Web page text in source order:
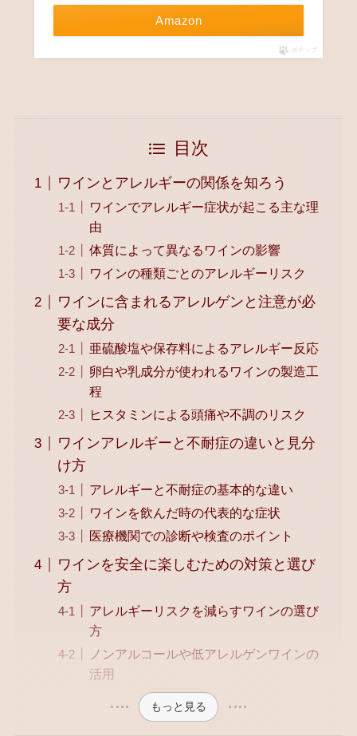
Amazon
ポチップ
目次
ワインとアレルギーの関係を知ろう
ワインでアレルギー症状が起こる主な理
由
体質によって異なるワインの影響
ワインの種類ごとのアレルギーリスク
ワインに含まれるアレルゲンと注意が必
要な成分
亜硫酸塩や保存料によるアレルギー反応
卵白や乳成分が使われるワインの製造工
程
ヒスタミンによる頭痛や不調のリスク
ワインアレルギーと不耐症の違いと見分
け方
アレルギーと不耐症の基本的な違い
ワインを飲んだ時の代表的な症状
医療機関での診断や検査のポイント
ワインを安全に楽しむための対策と選び
方
アレルギーリスクを減らすワインの選び
方
ノンアルコールや低アレルゲンワインの
活用
もっと見る